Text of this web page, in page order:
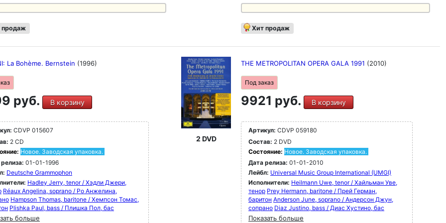
79 - 100 представлены шедевры XX
от Стравинского до Мессиана, Булеза и
Айвза, Яначека, Равеля и многих
продаж Хит продаж
La Bohème. Bernstein (1996)
руб. В корзину
CDVP 015607
2 CD
Новое. Заводская упаковка.
01-01-1996
Deutsche Grammophon
Hadley Jerry, tenor / Хэдли Джери,
Réaux Angelina, soprano / Ро Анжелина,
Hampson Thomas, baritone / Хемпсон Томас,
Plishka Paul, bass / Плишка Пол, бас
больше
2 DVD
THE METROPOLITAN OPERA GALA 1991 (2010)
Под заказ
9921 руб. В корзину
Артикул: CDVP 059180
Состав: 2 DVD
Состояние: Новое. Заводская упаковка.
Дата релиза: 01-01-2010
Лейбл: Universal Music Group International (UMGI)
Исполнители: Heilmann Uwe, tenor / Хайльман Уве,
тенор Prey Hermann, baritone / Прей Герман,
баритон Anderson June, soprano / Андерсон Джун,
сопрано Diaz Justino, bass / Диас Хустино, бас
Показать больше